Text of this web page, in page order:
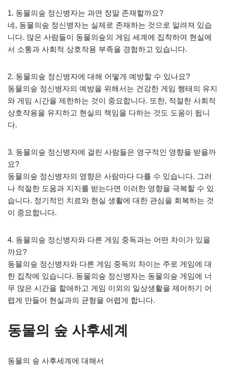
1. 동물의숲 정신병자는 과연 정말 존재할까요?
네, 동물의숲 정신병자는 실제로 존재하는 것으로 알려져 있습
니다. 많은 사람들이 동물의숲의 게임 세계에 집착하여 현실에
서 소통과 사회적 상호작용 부족을 경험하고 있습니다.
2. 동물의숲 정신병자에 대해 어떻게 예방할 수 있나요?
동물의숲 정신병자의 예방을 위해서는 건강한 게임 행태의 유지
와 게임 시간을 제한하는 것이 중요합니다. 또한, 적절한 사회적
상호작용을 유지하고 현실의 책임을 다하는 것도 도움이 됩니
다.
3. 동물의숲 정신병자에 걸린 사람들은 영구적인 영향을 받을까
요?
동물의숲 정신병자의 영향은 사람마다 다를 수 있습니다. 그러
나 적절한 도움과 지지를 받는다면 이러한 영향을 극복할 수 있
습니다. 정기적인 치료와 현실 생활에 대한 관심을 회복하는 것
이 중요합니다.
4. 동물의숲 정신병자와 다른 게임 중독과는 어떤 차이가 있을
까요?
동물의숲 정신병자와 다른 게임 중독의 차이는 주로 게임에 대
한 집착에 있습니다. 동물의숲 정신병자는 동물의숲 게임에 너
무 많은 시간을 할애하고 게임 이외의 일상생활을 제어하기 어
렵게 만들어 현실과의 균형을 어렵게 합니다.
동물의 숲 사후세계
동물의 숲 사후세계에 대해서